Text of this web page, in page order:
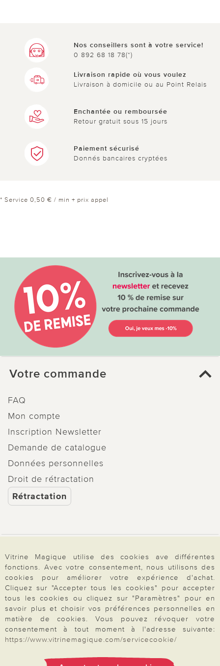
Nos conseillers sont à votre service!
0 892 68 18 78(*)
Livraison rapide où vous voulez
Livraison à domicile ou au Point Relais
Enchantée ou remboursée
Retour gratuit sous 15 jours
Paiement sécurisé
Donnés bancaires cryptées
* Service 0,50 € / min + prix appel
Votre commande
FAQ
Mon compte
Inscription Newsletter
Demande de catalogue
Données personnelles
Droit de rétractation
Rétractation
Paiement & Livraison
À propos de nous
Besoin d'aide?
|Données & liberté
Vitrine Magique utilise des cookies ave différentes
fonctions. Avec votre consentement, nous utilisons des
cookies pour améliorer votre expérience d'achat.
Cliquez sur "Accepter tous les cookies" pour accepter
tous les cookies ou cliquez sur "Paramètres" pour en
savoir plus et choisir vos préférences personnelles en
matière de cookies. Vous pouvez révoquer votre
consentement à tout moment à l'adresse suivante:
https://www.vitrinemagique.com/servicecookie/